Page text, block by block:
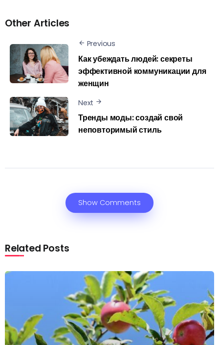
Other Articles
Previous
Как убеждать людей: секреты
эффективной коммуникации для
женщин
Next
Тренды моды: создай свой
неповторимый стиль
Show Comments
Related Posts